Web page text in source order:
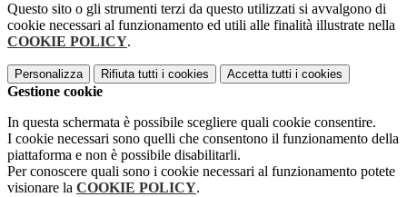
Questo sito o gli strumenti terzi da questo utilizzati si avvalgono di
cookie necessari al funzionamento ed utili alle finalità illustrate nella
COOKIE POLICY.
Personalizza Rifiuta tutti i cookies Accetta tutti i cookies
Gestione cookie
In questa schermata è possibile scegliere quali cookie consentire.
I cookie necessari sono quelli che consentono il funzionamento della
piattaforma e non è possibile disabilitarli.
Per conoscere quali sono i cookie necessari al funzionamento potete
visionare la COOKIE POLICY.